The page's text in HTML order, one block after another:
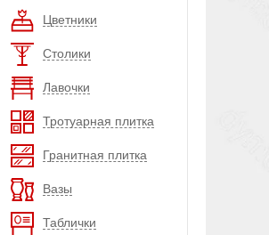
Цветники
Столики
Лавочки
Тротуарная плитка
Гранитная плитка
Вазы
Таблички